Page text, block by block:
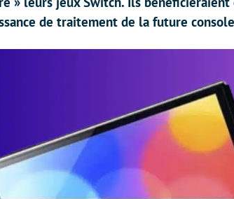
de traitement de la future